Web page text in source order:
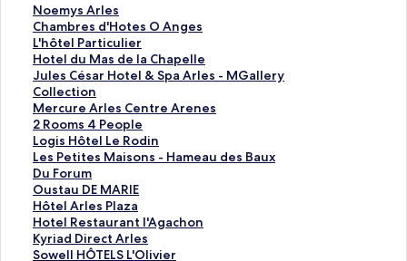
Noemys Arles
N
o
e
m
y
s
A
r
l
e
s
的
連
結
Chambres d'Hotes O Anges
C
h
a
m
b
r
e
s
d
'
H
o
t
e
s
L'hôtel Particulier
L
'
h
ô
t
e
l
P
a
r
t
i
c
u
Hotel du Mas de la Chapelle
H
o
t
e
l
d
u
M
a
s
d
e
l
Jules César Hotel & Spa Arles - MGallery
Collection
J
u
l
e
s
C
é
s
a
r
H
o
Mercure Arles Centre Arenes
M
e
r
c
u
r
e
A
r
l
2 Rooms 4 People
2
R
o
o
m
s
4
P
e
Logis Hôtel Le Rodin
L
o
g
i
s
H
ô
t
Les Petites Maisons - Hameau des Baux
L
e
s
P
e
t
i
Du Forum
D
u
F
o
r
u
Oustau DE MARIE
O
u
s
t
a
Hôtel Arles Plaza
H
ô
t
e
Hotel Restaurant l'Agachon
H
o
t
Kyriad Direct Arles
K
y
Sowell HÔTELS L'Olivier
S